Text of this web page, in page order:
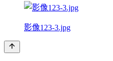
影像123-3.jpg